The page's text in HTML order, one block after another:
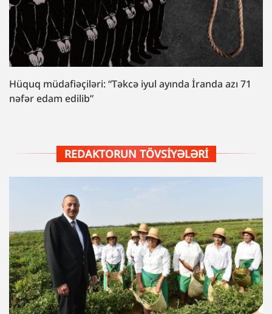
Hüquq müdafiəçiləri: “Təkcə iyul ayında İranda azı 71
nəfər edam edilib”
REDAKTORUN TÖVSIYƏLƏRI